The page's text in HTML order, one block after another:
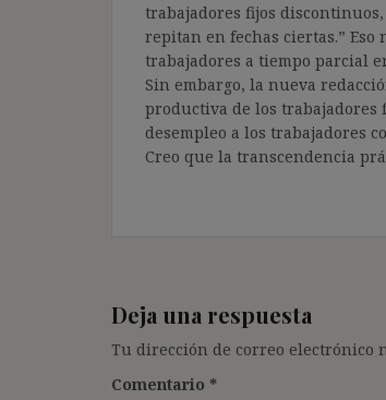
trabajadores fijos
repitan en fechas ciertas.” Eso
trabajadores a tiempo parcial
Sin embargo, la nueva
productiva de los trabajadores
desempleo a los trabajadores
Creo que la transcendencia
Deja una respuesta
Tu dirección de correo electrónico
Comentario *